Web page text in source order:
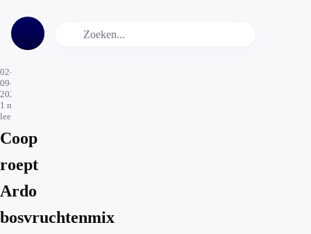
02-
09-
2022
1 min.
leestijd
Coop
roept
Ardo
bosvruchtenmix